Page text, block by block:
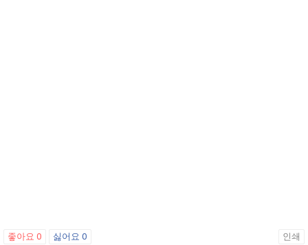
좋아요 0 싫어요 0 인쇄